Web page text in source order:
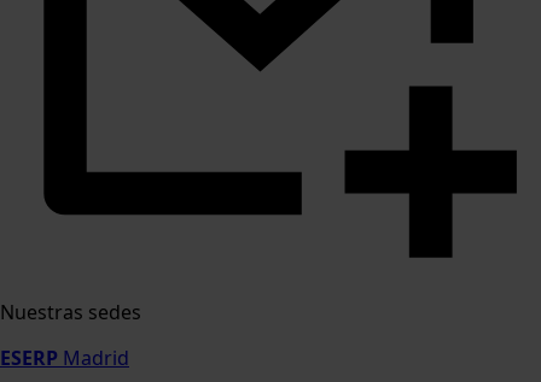
Nuestras sedes
ESERP Madrid